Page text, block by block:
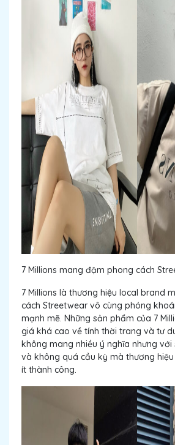
7 Millions mang đậm phong cách
7 Millions là thương hiệu local brand
cách Streetwear vô cùng phóng
mạnh mẽ. Những sản phẩm của 7
giá khá cao về tính thời trang và tư
không mang nhiều ý nghĩa nhưng với
và không quá cầu kỳ mà thương
ít thành công.